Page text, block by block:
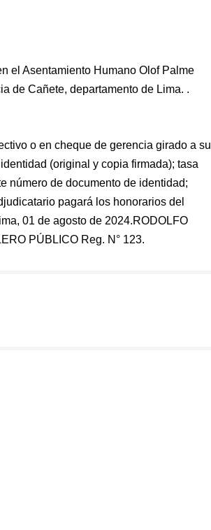
el Asentamiento Humano Olof Palme
de Cañete, departamento de Lima. .
o en cheque de gerencia girado a su
(original y copia firmada); tasa
número de documento de identidad;
pagará los honorarios del
01 de agosto de 2024.RODOLFO
PÚBLICO Reg. N° 123.